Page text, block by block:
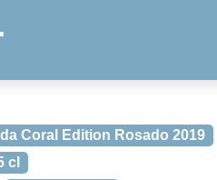
Coral Edition Rosado 2019
cl